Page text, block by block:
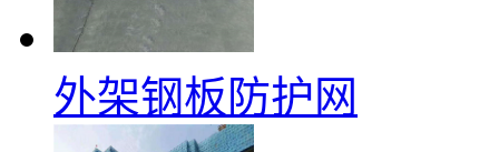
外架钢板防护网